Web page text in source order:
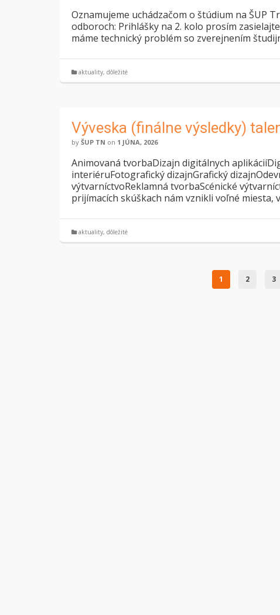
Oznamujeme uchádzačom o štúdium na ŠUP
odboroch: Prihlášky na 2. kolo prosím
máme technický problém so zverejnením
aktuality, dôležité
Výveska (finálne výsledky)
by ŠUP TN on 1 JÚNA, 2026
Animovaná tvorbaDizajn digitálnych
interiéruFotografický dizajnGrafický
výtvarníctvoReklamná tvorbaScénické
prijímacích skúškach nám vznikli voľné miesta,
aktuality, dôležité
1 2 3